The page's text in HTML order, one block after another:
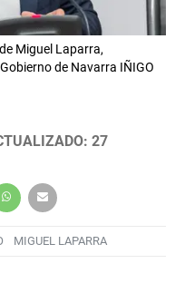
Miguel Laparra,
de Navarra IÑIGO
27
MIGUEL LAPARRA